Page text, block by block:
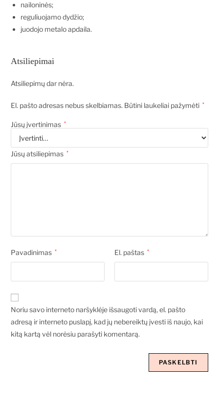
nailoninės;
reguliuojamo dydžio;
juodojo metalo apdaila.
Atsiliepimai
Atsiliepimų dar nėra.
El. pašto adresas nebus skelbiamas. Būtini laukeliai pažymėti *
Jūsų įvertinimas *
Jūsų atsiliepimas *
Pavadinimas * El. paštas *
Noriu savo interneto naršyklėje išsaugoti vardą, el. pašto
adresą ir interneto puslapį, kad jų nebereiktų įvesti iš naujo, kai
kitą kartą vėl norėsiu parašyti komentarą.